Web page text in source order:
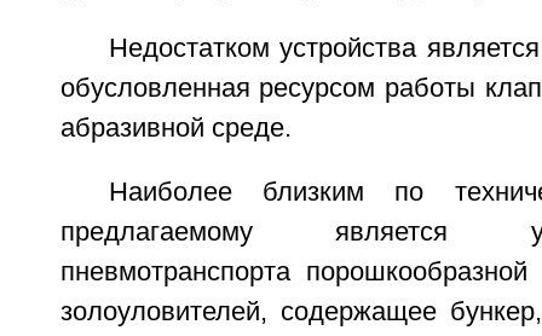
Недостатком устройства
обусловленная ресурсом работы
абразивной среде.
Наиболее близким по
предлагаемому является
пневмотранспорта
золоуловителей, содержащее